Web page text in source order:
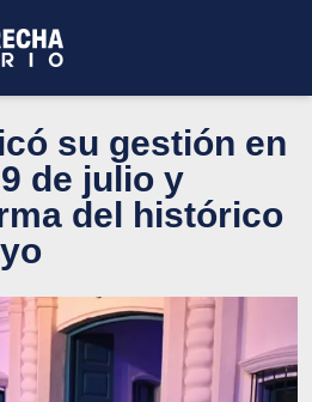
su gestión en
de julio y
del histórico